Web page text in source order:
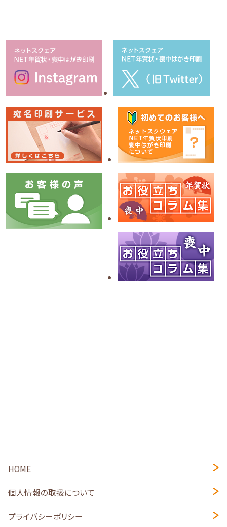
HOME
個人情報の取扱について
プライバシーポリシー